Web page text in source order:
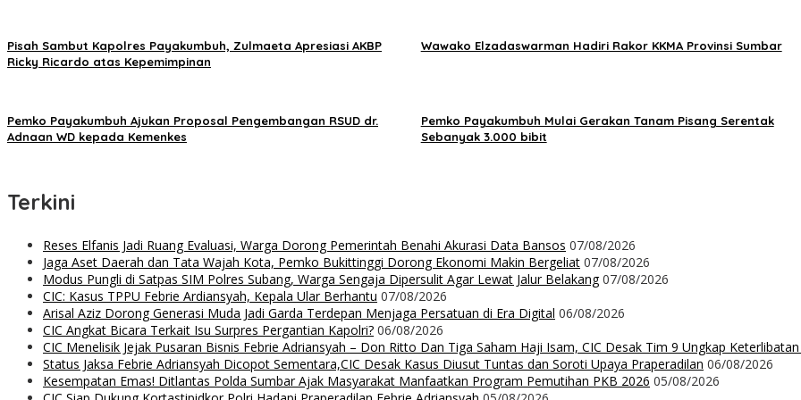
Pisah Sambut Kapolres Payakumbuh, Zulmaeta Apresiasi AKBP
Ricky Ricardo atas Kepemimpinan
Wawako Elzadaswarman Hadiri Rakor KKMA Provinsi Sumbar
Pemko Payakumbuh Ajukan Proposal Pengembangan RSUD dr.
Adnaan WD kepada Kemenkes
Pemko Payakumbuh Mulai Gerakan Tanam Pisang Serentak
Sebanyak 3.000 bibit
Terkini
Reses Elfanis Jadi Ruang Evaluasi, Warga Dorong Pemerintah Benahi Akurasi Data Bansos 07/08/2026
Jaga Aset Daerah dan Tata Wajah Kota, Pemko Bukittinggi Dorong Ekonomi Makin Bergeliat 07/08/2026
Modus Pungli di Satpas SIM Polres Subang, Warga Sengaja Dipersulit Agar Lewat Jalur Belakang 07/08/2026
CIC: Kasus TPPU Febrie Ardiansyah, Kepala Ular Berhantu 07/08/2026
Arisal Aziz Dorong Generasi Muda Jadi Garda Terdepan Menjaga Persatuan di Era Digital 06/08/2026
CIC Angkat Bicara Terkait Isu Surpres Pergantian Kapolri? 06/08/2026
CIC Menelisik Jejak Pusaran Bisnis Febrie Adriansyah – Don Ritto Dan Tiga Saham Haji Isam, CIC Desak Tim 9 Ungkap
Status Jaksa Febrie Adriansyah Dicopot Sementara,CIC Desak Kasus Diusut Tuntas dan Soroti Upaya Praperadilan 06/08/2026
Kesempatan Emas! Ditlantas Polda Sumbar Ajak Masyarakat Manfaatkan Program Pemutihan PKB 2026 05/08/2026